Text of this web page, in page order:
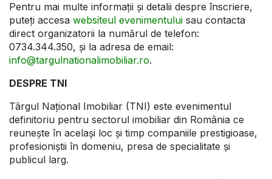
Pentru mai multe informații și detalii despre înscriere,
puteți accesa websiteul evenimentului sau contacta
direct organizatorii la numărul de telefon:
0734.344.350, și la adresa de email:
info@targulnationalimobiliar.ro.
DESPRE TNI
Târgul Național Imobiliar (TNI) este evenimentul
definitoriu pentru sectorul imobiliar din România ce
reunește în același loc și timp companiile prestigioase,
profesioniștii în domeniu, presa de specialitate și
publicul larg.